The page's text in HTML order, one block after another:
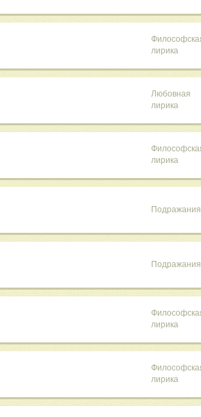
лирика
Любовная
лирика
лирика
Подражания
Подражания
лирика
лирика